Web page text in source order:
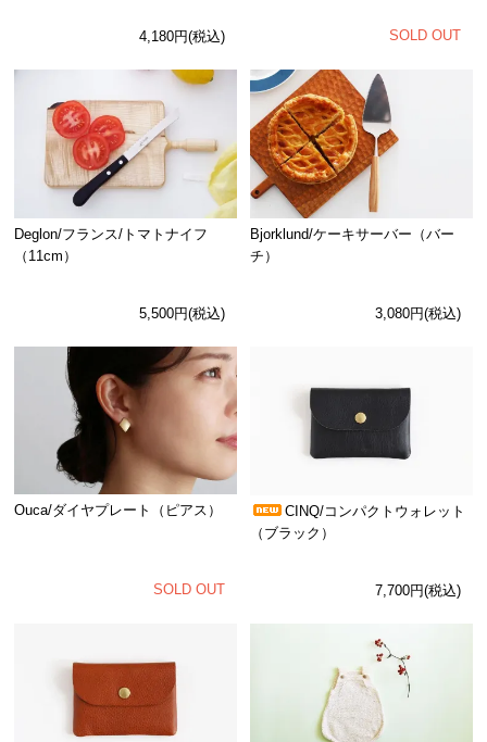
4,180円(税込) SOLD OUT
Deglon/フランス/トマトナイフ
（11cm）
5,500円(税込)
Bjorklund/ケーキサーバー（バー
チ）
3,080円(税込)
Ouca/ダイヤプレート（ピアス）
SOLD OUT
CINQ/コンパクトウォレット
（ブラック）
7,700円(税込)